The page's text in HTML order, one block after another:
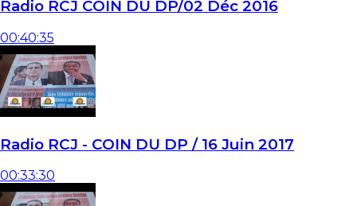
Radio RCJ COIN DU DP/02 Déc 2016
00:40:35
Radio RCJ - COIN DU DP / 16 Juin 2017
00:33:30